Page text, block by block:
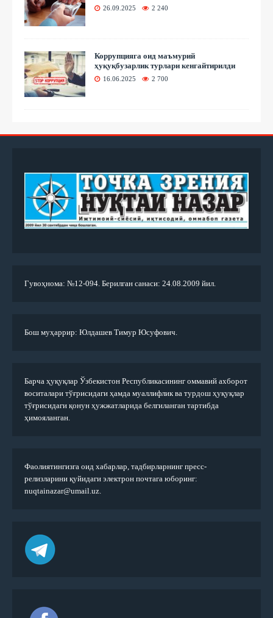
26.09.2025 2 240
Коррупцияга оид маъмурий
ҳуқуқбузарлик турлари кенгайтирилди
16.06.2025 2 700
Гувоҳнома: №12-094. Берилган санаси: 24.08.2009 йил.
Бош муҳаррир: Юлдашев Тимур Юсуфович.
Барча ҳуқуқлар Ўзбекистон Республикасининг оммавий ахборот
воситалари тўғрисидаги ҳамда муаллифлик ва турдош ҳуқуқлар
тўғрисидаги қонун ҳужжатларида белгиланган тартибда
ҳимояланган.
Фаолиятингизга оид хабарлар, тадбирларнинг пресс-
релизларини қуйидаги электрон почтага юборинг:
nuqtainazar@umail.uz.